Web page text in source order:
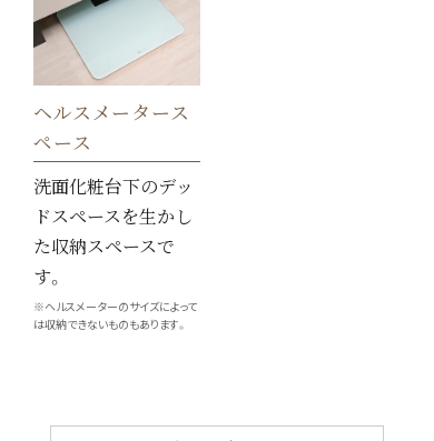
ヘルスメータース
ペース
洗面化粧台下のデッ
ドスペースを生かし
た収納スペースで
す。
※ヘルスメーターのサイズによって
は収納できないものもあります。